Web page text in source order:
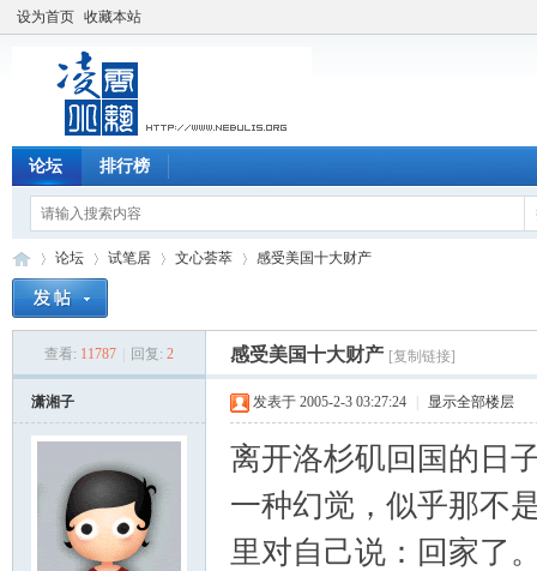
设为首页 收藏本站
论坛 排行榜
论坛
›
试笔居
›
文心荟萃
›
感受美国十大财产
查看: 11787 回复: 2 感受美国十大财产 [复制链接]
潇湘子 发表于 2005-2-3 03:27:24 显示全部楼层
离开洛杉矶回国的日
一种幻觉，似乎那不
里对自己说：回家了